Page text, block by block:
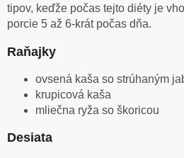
tipov, keďže počas tejto diéty je
porcie 5 až 6-krát počas dňa.
Raňajky
ovsená kaša so strúhaným
krupicová kaša
mliečna ryža so škoricou
Desiata